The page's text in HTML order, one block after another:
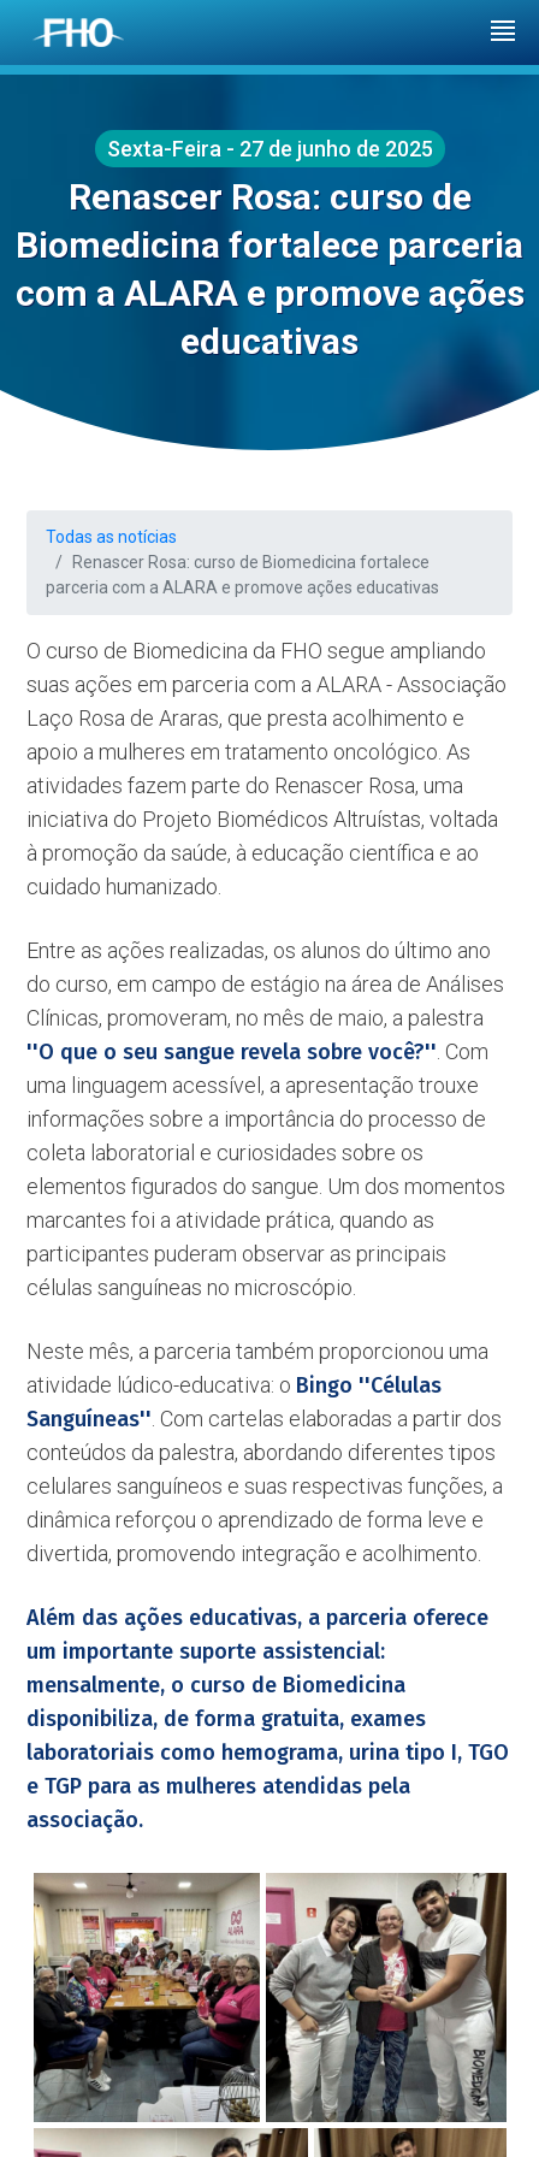
Sexta-Feira - 27 de junho de 2025
Renascer Rosa: curso de
Biomedicina fortalece parceria
com a ALARA e promove ações
educativas
Todas as notícias
Renascer Rosa: curso de Biomedicina fortalece
parceria com a ALARA e promove ações educativas
O curso de Biomedicina da FHO segue ampliando
suas ações em parceria com a ALARA - Associação
Laço Rosa de Araras, que presta acolhimento e
apoio a mulheres em tratamento oncológico. As
atividades fazem parte do Renascer Rosa, uma
iniciativa do Projeto Biomédicos Altruístas, voltada
à promoção da saúde, à educação científica e ao
cuidado humanizado.
Entre as ações realizadas, os alunos do último ano
do curso, em campo de estágio na área de Análises
Clínicas, promoveram, no mês de maio, a palestra
''O que o seu sangue revela sobre você?'' . Com
uma linguagem acessível, a apresentação trouxe
informações sobre a importância do processo de
coleta laboratorial e curiosidades sobre os
elementos figurados do sangue. Um dos momentos
marcantes foi a atividade prática, quando as
participantes puderam observar as principais
células sanguíneas no microscópio.
Neste mês, a parceria também proporcionou uma
atividade lúdico-educativa: o Bingo ''Células
Sanguíneas'' . Com cartelas elaboradas a partir dos
conteúdos da palestra, abordando diferentes tipos
celulares sanguíneos e suas respectivas funções, a
dinâmica reforçou o aprendizado de forma leve e
divertida, promovendo integração e acolhimento.
Além das ações educativas, a parceria oferece
um importante suporte assistencial:
mensalmente, o curso de Biomedicina
disponibiliza, de forma gratuita, exames
laboratoriais como hemograma, urina tipo I, TGO
e TGP para as mulheres atendidas pela
associação.